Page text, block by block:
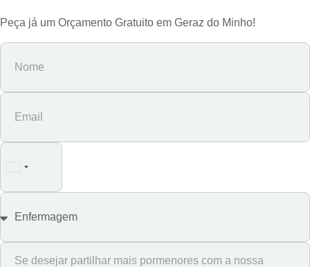
Peça já um Orçamento Gratuito em Geraz do Minho!
Portugal
+351